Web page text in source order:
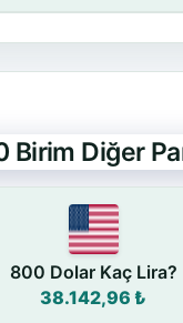
Birim Diğer
800 Dolar Kaç Lira?
38.142,96 ₺